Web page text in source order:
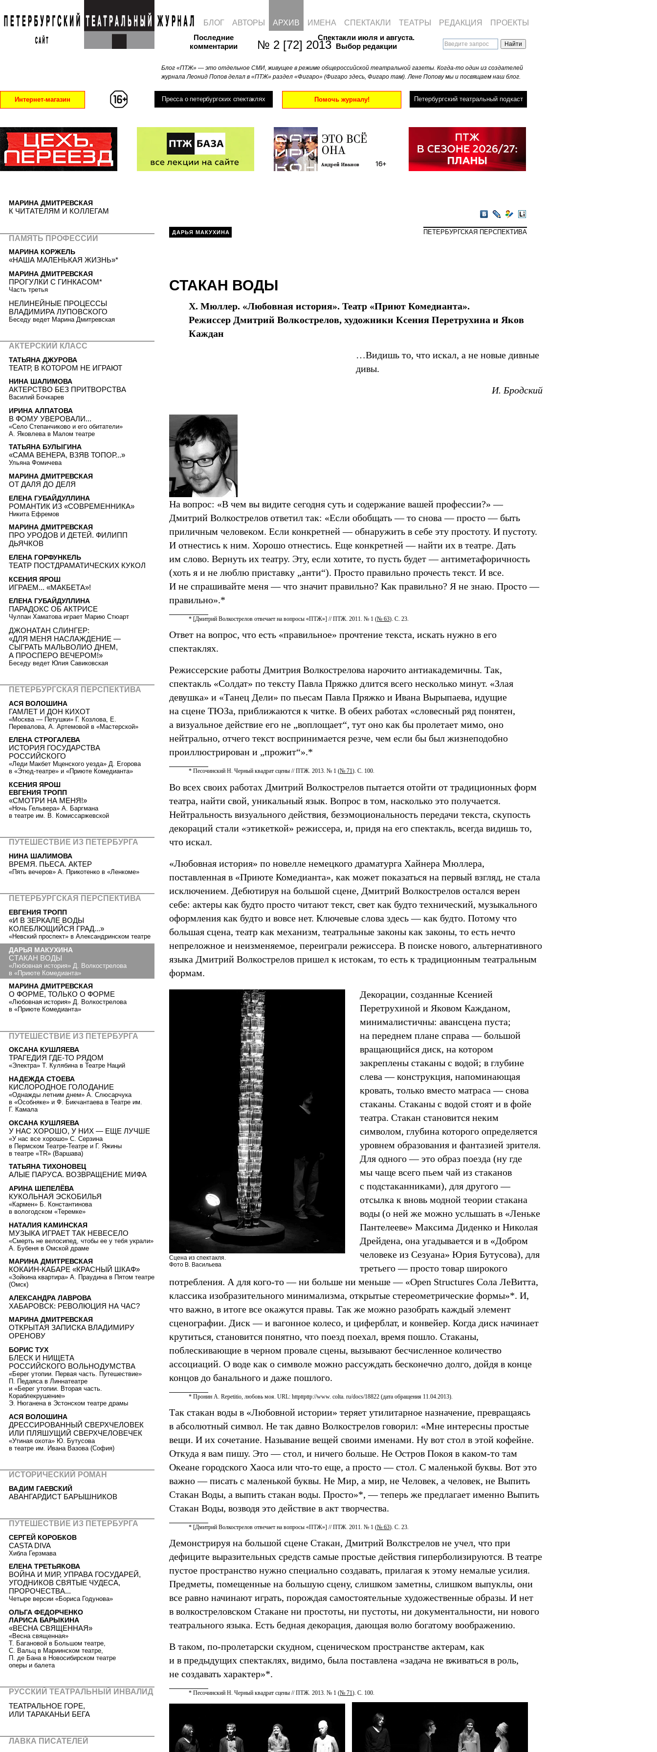
№ 2 [72] 2013
Последние
комментарии
Блог «ПТЖ» — это отдельное СМИ, живущее в режиме общероссийской театральной газеты. Когда-то один из создателей
журнала Леонид Попов делал в «ПТЖ» раздел «Фигаро» (Фигаро здесь, Фигаро там). Лене Попову мы и посвящаем наш блог.
Спектакли июля и августа.
Выбор редакции
Интернет-магазин Пресса о петербургских спектаклях Помочь журналу! Петербургский театральный подкаст
БЛОГ АВТОРЫ АРХИВ ИМЕНА СПЕКТАКЛИ ТЕАТРЫ РЕДАКЦИЯ ПРОЕКТЫ
VKontakte
LiveJournal
Мой
LiveInternet
ПЕТЕРБУРГСКАЯ ПЕРСПЕКТИВА
ДАРЬЯ МАКУХИНА
СТАКАН ВОДЫ
Х. Мюллер. «Любовная история». Театр «Приют Комедианта».
Режиссер Дмитрий Волкострелов, художники Ксения Перетрухина и Яков
Каждан
…Видишь то, что искал, а не новые дивные
дивы.
И. Бродский
На вопрос: «В чем вы видите сегодня суть и содержание вашей профессии?» —
Дмитрий Волкострелов ответил так: «Если обобщать — то снова — просто — быть
приличным человеком. Если конкретней — обнаружить в себе эту простоту. И пустоту.
И отнестись к ним. Хорошо отнестись. Еще конкретней — найти их в театре. Дать
им слово. Вернуть их театру. Эту, если хотите, то пусть будет — антиметафоричность
(хоть я и не люблю приставку „анти“). Просто правильно прочесть текст. И все.
И не спрашивайте меня — что значит правильно? Как правильно? Я не знаю. Просто —
правильно».*
* [Дмитрий Волкострелов отвечает на вопросы «ПТЖ»] // ПТЖ. 2011. № 1 (№ 63). С. 23.
Ответ на вопрос, что есть «правильное» прочтение текста, искать нужно в его
спектаклях.
Режиссерские работы Дмитрия Волкострелова нарочито антиакадемичны. Так,
спектакль «Солдат» по тексту Павла Пряжко длится всего несколько минут. «Злая
девушка» и «Танец Дели» по пьесам Павла Пряжко и Ивана Вырыпаева, идущие
на сцене ТЮЗа, приближаются к читке. В обеих работах «словесный ряд понятен,
а визуальное действие его не „воплощает“, тут оно как бы пролетает мимо, оно
нейтрально, отчего текст воспринимается резче, чем если бы был жизнеподобно
проиллюстрирован и „прожит“».*
* Песочинский Н. Черный квадрат сцены // ПТЖ. 2013. № 1 (№ 71). С. 100.
Во всех своих работах Дмитрий Волкострелов пытается отойти от традиционных форм
театра, найти свой, уникальный язык. Вопрос в том, насколько это получается.
Нейтральность визуального действия, безэмоциональность передачи текста, скупость
декораций стали «этикеткой» режиссера, и, придя на его спектакль, всегда видишь то,
что искал.
«Любовная история» по новелле немецкого драматурга Хайнера Мюллера,
поставленная в «Приюте Комедианта», как может показаться на первый взгляд, не стала
исключением. Дебютируя на большой сцене, Дмитрий Волкострелов остался верен
себе: актеры как будто просто читают текст, свет как будто технический, музыкального
оформления как будто и вовсе нет. Ключевые слова здесь — как будто. Потому что
большая сцена, театр как механизм, театральные законы как законы, то есть нечто
непреложное и неизменяемое, переиграли режиссера. В поиске нового, альтернативного
языка Дмитрий Волкострелов пришел к истокам, то есть к традиционным театральным
формам.
Сцена из спектакля.
Фото В. Васильева
Декорации, созданные Ксенией
Перетрухиной и Яковом Кажданом,
минималистичны: авансцена пуста;
на переднем плане справа — большой
вращающийся диск, на котором
закреплены стаканы с водой; в глубине
слева — конструкция, напоминающая
кровать, только вместо матраса — снова
стаканы. Стаканы с водой стоят и в фойе
театра. Стакан становится неким
символом, глубина которого определяется
уровнем образования и фантазией зрителя.
Для одного — это образ поезда (ну где
мы чаще всего пьем чай из стаканов
с подстаканниками), для другого —
отсылка к вновь модной теории стакана
воды (о ней же можно услышать в «Леньке
Пантелееве» Максима Диденко и Николая
Дрейдена, она угадывается и в «Добром
человеке из Сезуана» Юрия Бутусова), для
третьего — просто товар широкого
потребления. А для кого-то — ни больше ни меньше — «Open Structures Сола ЛеВитта,
классика изобразительного минимализма, открытые стереометрические формы»*. И,
что важно, в итоге все окажутся правы. Так же можно разобрать каждый элемент
сценографии. Диск — и вагонное колесо, и циферблат, и конвейер. Когда диск начинает
крутиться, становится понятно, что поезд поехал, время пошло. Стаканы,
поблескивающие в черном провале сцены, вызывают бесчисленное количество
ассоциаций. О воде как о символе можно рассуждать бесконечно долго, дойдя в конце
концов до банального и даже пошлого.
* Пронин А. Repetitio, любовь моя. URL: httpttpttp://www. colta. ru/docs/18822 (дата обращения 11.04.2013).
Так стакан воды в «Любовной истории» теряет утилитарное назначение, превращаясь
в абсолютный символ. Не так давно Волкострелов говорил: «Мне интересны простые
вещи. И их сочетание. Называние вещей своими именами. Ну вот стол в этой кофейне.
Откуда я вам пишу. Это — стол, и ничего больше. Не Остров Покоя в каком-то там
Океане городского Хаоса или что-то еще, а просто — стол. С маленькой буквы. Вот это
важно — писать с маленькой буквы. Не Мир, а мир, не Человек, а человек, не Выпить
Стакан Воды, а выпить стакан воды. Просто»*, — теперь же предлагает именно Выпить
Стакан Воды, возводя это действие в акт творчества.
* [Дмитрий Волкострелов отвечает на вопросы «ПТЖ»] // ПТЖ. 2011. № 1 (№ 63). С. 23.
Демонстрируя на большой сцене Стакан, Дмитрий Волкстрелов не учел, что при
дефиците выразительных средств самые простые действия гиперболизируются. В театре
пустое пространство нужно специально создавать, прилагая к этому немалые усилия.
Предметы, помещенные на большую сцену, слишком заметны, слишком выпуклы, они
все равно начинают играть, порождая самостоятельные художественные образы. И нет
в волкостреловском Стакане ни простоты, ни пустоты, ни документальности, ни нового
театрального языка. Есть бедная декорация, дающая волю богатому воображению.
В таком, по-пролетарски скудном, сценическом пространстве актерам, как
и в предыдущих спектаклях, видимо, была поставлена «задача не вживаться в роль,
не создавать характер»*.
* Песочинский Н. Черный квадрат сцены // ПТЖ. 2013. № 1 (№ 71). С. 100.
МАРИНА ДМИТРЕВСКАЯ
К ЧИТАТЕЛЯМ И КОЛЛЕГАМ
ПАМЯТЬ ПРОФЕССИИ
МАРИНА КОРЖЕЛЬ
«НАША МАЛЕНЬКАЯ ЖИЗНЬ»*
МАРИНА ДМИТРЕВСКАЯ
ПРОГУЛКИ С ГИНКАСОМ*
Часть третья
НЕЛИНЕЙНЫЕ ПРОЦЕССЫ
ВЛАДИМИРА ЛУПОВСКОГО
Беседу ведет Марина Дмитревская
АКТЕРСКИЙ КЛАСС
ТАТЬЯНА ДЖУРОВА
ТЕАТР, В КОТОРОМ НЕ ИГРАЮТ
НИНА ШАЛИМОВА
АКТЕРСТВО БЕЗ ПРИТВОРСТВА
Василий Бочкарев
ИРИНА АЛПАТОВА
В ФОМУ УВЕРОВАЛИ...
«Село Степанчиково и его обитатели»
А. Яковлева в Малом театре
ТАТЬЯНА БУЛЫГИНА
«САМА ВЕНЕРА, ВЗЯВ ТОПОР...»
Ульяна Фомичева
МАРИНА ДМИТРЕВСКАЯ
ОТ ДАЛЯ ДО ДЕЛЯ
ЕЛЕНА ГУБАЙДУЛЛИНА
РОМАНТИК ИЗ «СОВРЕМЕННИКА»
Никита Ефремов
МАРИНА ДМИТРЕВСКАЯ
ПРО УРОДОВ И ДЕТЕЙ. ФИЛИПП
ДЬЯЧКОВ
ЕЛЕНА ГОРФУНКЕЛЬ
ТЕАТР ПОСТДРАМАТИЧЕСКИХ КУКОЛ
КСЕНИЯ ЯРОШ
ИГРАЕМ... «МАКБЕТА»!
ЕЛЕНА ГУБАЙДУЛЛИНА
ПАРАДОКС ОБ АКТРИСЕ
Чулпан Хаматова играет Марию Стюарт
ДЖОНАТАН СЛИНГЕР:
«ДЛЯ МЕНЯ НАСЛАЖДЕНИЕ —
СЫГРАТЬ МАЛЬВОЛИО ДНЕМ,
А ПРОСПЕРО ВЕЧЕРОМ!»
Беседу ведет Юлия Савиковская
ПЕТЕРБУРГСКАЯ ПЕРСПЕКТИВА
АСЯ ВОЛОШИНА
ГАМЛЕТ И ДОН КИХОТ
«Москва — Петушки» Г. Козлова, Е.
Перевалова, А. Артемовой в «Мастерской»
ЕЛЕНА СТРОГАЛЕВА
ИСТОРИЯ ГОСУДАРСТВА
РОССИЙСКОГО
«Леди Макбет Мценского уезда» Д. Егорова
в «Этюд-театре» и «Приюте Комедианта»
КСЕНИЯ ЯРОШ
ЕВГЕНИЯ ТРОПП
«СМОТРИ НА МЕНЯ!»
«Ночь Гельвера» А. Баргмана
в театре им. В. Комиссаржевской
ПУТЕШЕСТВИЕ ИЗ ПЕТЕРБУРГА
НИНА ШАЛИМОВА
ВРЕМЯ. ПЬЕСА. АКТЕР
«Пять вечеров» А. Прикотенко в «Ленкоме»
ПЕТЕРБУРГСКАЯ ПЕРСПЕКТИВА
ЕВГЕНИЯ ТРОПП
«И В ЗЕРКАЛЕ ВОДЫ
КОЛЕБЛЮЩИЙСЯ ГРАД...»
«Невский проспект» в Александринском театре
ДАРЬЯ МАКУХИНА
СТАКАН ВОДЫ
«Любовная история» Д. Волкострелова
в «Приюте Комедианта»
МАРИНА ДМИТРЕВСКАЯ
О ФОРМЕ, ТОЛЬКО О ФОРМЕ
«Любовная история» Д. Волкострелова
в «Приюте Комедианта»
ПУТЕШЕСТВИЕ ИЗ ПЕТЕРБУРГА
ОКСАНА КУШЛЯЕВА
ТРАГЕДИЯ ГДЕ-ТО РЯДОМ
«Электра» Т. Кулябина в Театре Наций
НАДЕЖДА СТОЕВА
КИСЛОРОДНОЕ ГОЛОДАНИЕ
«Однажды летним днем» А. Слюсарчука
в «Особняке» и Ф. Бикчантаева в Театре им.
Г. Камала
ОКСАНА КУШЛЯЕВА
У НАС ХОРОШО, У НИХ — ЕЩЕ ЛУЧШЕ
«У нас все хорошо» С. Серзина
в Пермском Театре-Театре и Г. Яжины
в театре «TR» (Варшава)
ТАТЬЯНА ТИХОНОВЕЦ
АЛЫЕ ПАРУСА. ВОЗВРАЩЕНИЕ МИФА
АРИНА ШЕПЕЛЁВА
КУКОЛЬНАЯ ЭСКОБИЛЬЯ
«Кармен» Б. Константинова
в вологодском «Теремке»
НАТАЛИЯ КАМИНСКАЯ
МУЗЫКА ИГРАЕТ ТАК НЕВЕСЕЛО
«Смерть не велосипед, чтобы ее у тебя украли»
А. Бубеня в Омской драме
МАРИНА ДМИТРЕВСКАЯ
КОКАИН-КАБАРЕ «КРАСНЫЙ ШКАФ»
«Зойкина квартира» А. Праудина в Пятом театре
(Омск)
АЛЕКСАНДРА ЛАВРОВА
ХАБАРОВСК: РЕВОЛЮЦИЯ НА ЧАС?
МАРИНА ДМИТРЕВСКАЯ
ОТКРЫТАЯ ЗАПИСКА ВЛАДИМИРУ
ОРЕНОВУ
БОРИС ТУХ
БЛЕСК И НИЩЕТА
РОССИЙСКОГО ВОЛЬНОДУМСТВА
«Берег утопии. Первая часть. Путешествие»
П. Педаяса в Линнатеатре
и «Берег утопии. Вторая часть.
Кораблекрушение»
Э. Нюганена в Эстонском театре драмы
АСЯ ВОЛОШИНА
ДРЕССИРОВАННЫЙ СВЕРХЧЕЛОВЕК
ИЛИ ПЛЯШУЩИЙ СВЕРХЧЕЛОВЕЧЕК
«Утиная охота» Ю. Бутусова
в театре им. Ивана Вазова (София)
ИСТОРИЧЕСКИЙ РОМАН
ВАДИМ ГАЕВСКИЙ
АВАНГАРДИСТ БАРЫШНИКОВ
ПУТЕШЕСТВИЕ ИЗ ПЕТЕРБУРГА
СЕРГЕЙ КОРОБКОВ
CASTA DIVA
Хибла Герзмава
ЕЛЕНА ТРЕТЬЯКОВА
ВОЙНА И МИР, УПРАВА ГОСУДАРЕЙ,
УГОДНИКОВ СВЯТЫЕ ЧУДЕСА,
ПРОРОЧЕСТВА...
Четыре версии «Бориса Годунова»
ОЛЬГА ФЕДОРЧЕНКО
ЛАРИСА БАРЫКИНА
«ВЕСНА СВЯЩЕННАЯ»
«Весна священная»
Т. Багановой в Большом театре,
С. Вальц в Мариинском театре,
П. де Бана в Новосибирском театре
оперы и балета
РУССКИЙ ТЕАТРАЛЬНЫЙ ИНВАЛИД
ТЕАТРАЛЬНОЕ ГОРЕ,
ИЛИ ТАРАКАНЬИ БЕГА
ЛАВКА ПИСАТЕЛЕЙ